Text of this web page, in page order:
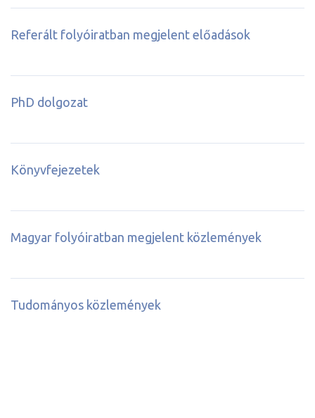
Referált folyóiratban megjelent előadások
PhD dolgozat
Könyvfejezetek
Magyar folyóiratban megjelent közlemények
Tudományos közlemények